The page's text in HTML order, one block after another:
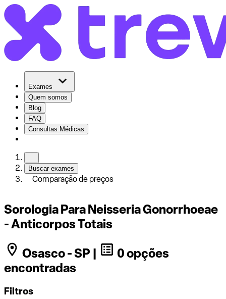
Exames
Quem somos
Blog
FAQ
Consultas Médicas
Buscar exames
Comparação de preços
Sorologia Para Neisseria Gonorrhoeae
- Anticorpos Totais
Osasco - SP |
0 opções
encontradas
Filtros